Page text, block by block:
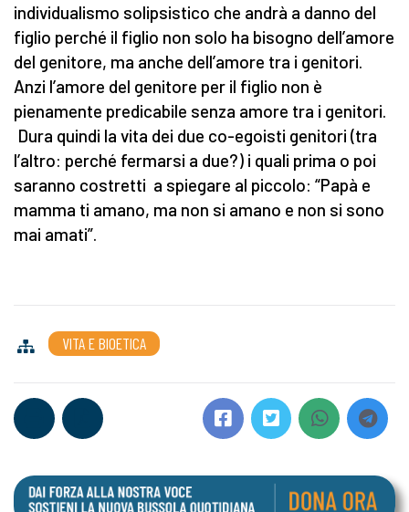
individualismo solipsistico che andrà a danno del
figlio perché il figlio non solo ha bisogno dell’amore
del genitore, ma anche dell’amore tra i genitori.
Anzi l’amore del genitore per il figlio non è
pienamente predicabile senza amore tra i genitori.
Dura quindi la vita dei due co-egoisti genitori (tra
l’altro: perché fermarsi a due?) i quali prima o poi
saranno costretti a spiegare al piccolo: “Papà e
mamma ti amano, ma non si amano e non si sono
mai amati”.
VITA E BIOETICA